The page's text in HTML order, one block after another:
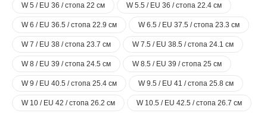
W 5 / EU 36 / стопа 22 см
W 5.5 / EU 36 / стопа 22.4 см
W 6 / EU 36.5 / стопа 22.9 см W 6.5 / EU 37.5 / стопа 23.3 см
W 7 / EU 38 / стопа 23.7 см W 7.5 / EU 38.5 / стопа 24.1 см
W 8 / EU 39 / стопа 24.5 см W 8.5 / EU 39 / стопа 25 см
W 9 / EU 40.5 / стопа 25.4 см W 9.5 / EU 41 / стопа 25.8 см
W 10 / EU 42 / стопа 26.2 см W 10.5 / EU 42.5 / стопа 26.7 см